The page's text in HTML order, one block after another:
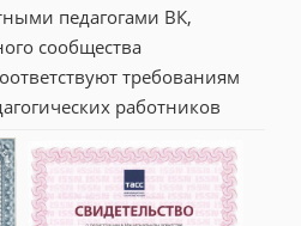
педагогами ВК,
сообщества
требованиям
работников